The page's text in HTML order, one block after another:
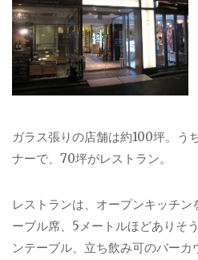
ガラス張りの店舗は約100坪。う
ナーで、70坪がレストラン。
レストランは、オープンキッチ
ーブル席、5メートルほどありそ
ンテーブル、立ち飲み可のバーカ